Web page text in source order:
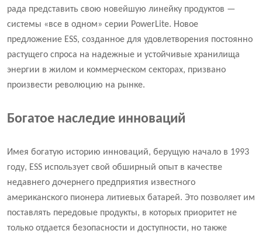
рада представить свою новейшую линейку продуктов —
системы «все в одном» серии PowerLite. Новое
предложение ESS, созданное для удовлетворения постоянно
растущего спроса на надежные и устойчивые хранилища
энергии в жилом и коммерческом секторах, призвано
произвести революцию на рынке.
Богатое наследие инноваций
Имея богатую историю инноваций, берущую начало в 1993
году, ESS использует свой обширный опыт в качестве
недавнего дочернего предприятия известного
американского пионера литиевых батарей. Это позволяет им
поставлять передовые продукты, в которых приоритет не
только отдается безопасности и доступности, но также